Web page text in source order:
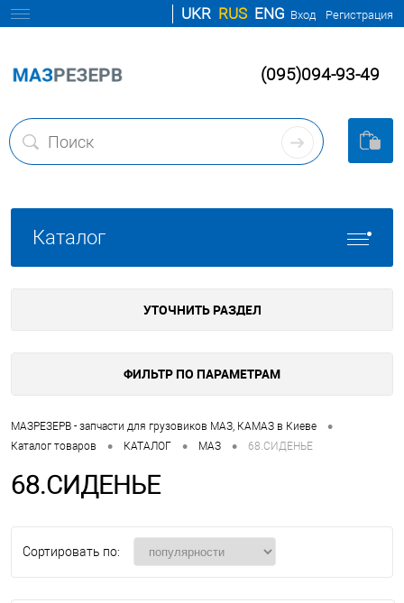
Вход Регистрация
UKR RUS ENG
(095)094-93-49
Каталог
УТОЧНИТЬ РАЗДЕЛ
ФИЛЬТР ПО ПАРАМЕТРАМ
МАЗРЕЗЕРВ - запчасти для грузовиков МАЗ, КАМАЗ в Киеве •
Каталог товаров • КАТАЛОГ • МАЗ • 68.СИДЕНЬЕ
68.СИДЕНЬЕ
Сортировать по: